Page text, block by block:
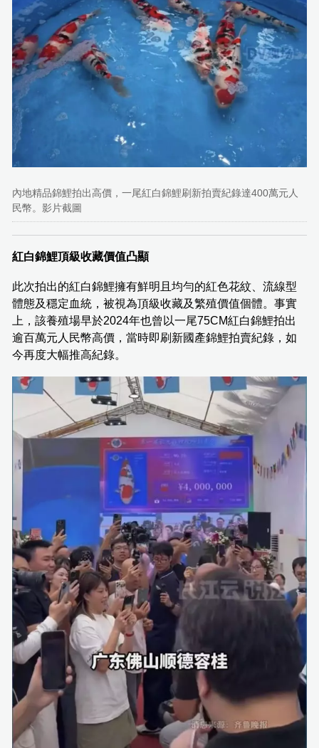
內地精品錦鯉拍出高價，一尾紅白錦鯉刷新拍賣紀錄達400萬元人
民幣。影片截圖
紅白錦鯉頂級收藏價值凸顯
此次拍出的紅白錦鯉擁有鮮明且均勻的紅色花紋、流線型
體態及穩定血統，被視為頂級收藏及繁殖價值個體。事實
上，該養殖場早於2024年也曾以一尾75CM紅白錦鯉拍出
逾百萬元人民幣高價，當時即刷新國產錦鯉拍賣紀錄，如
今再度大幅推高紀錄。